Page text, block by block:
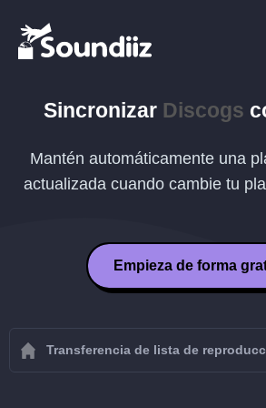
Sincronizar Discogs
Mantén automáticamente una
actualizada cuando cambie tu
Empieza de forma
Transferencia de lista de